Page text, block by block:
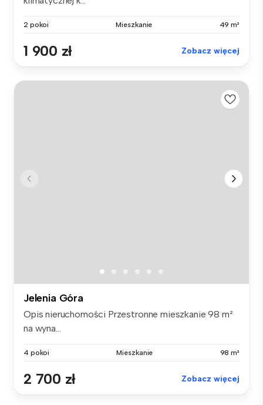
2 pokoi Mieszkanie 49 m²
1 900 zł Zobacz więcej
Jelenia Góra
Opis nieruchomości Przestronne mieszkanie 98 m²
na wyna...
4 pokoi Mieszkanie 98 m²
2 700 zł Zobacz więcej